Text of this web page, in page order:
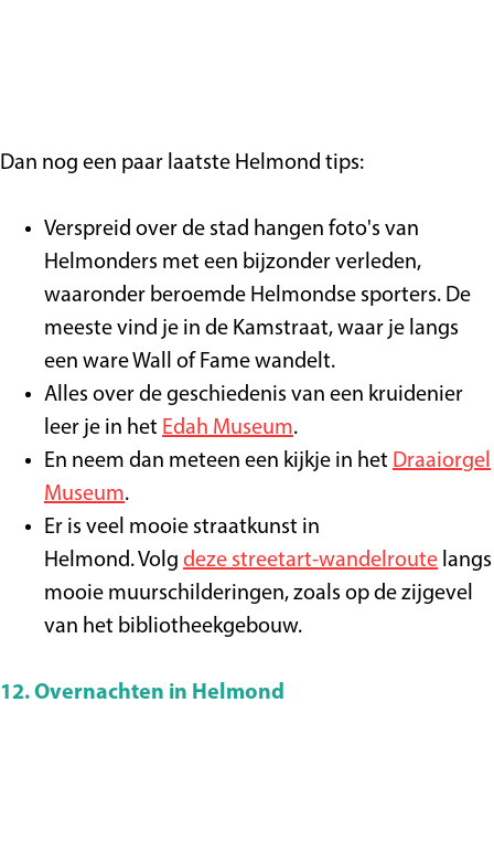
Dan nog een paar laatste Helmond tips:
Verspreid over de stad hangen foto's van
Helmonders met een bijzonder verleden,
waaronder beroemde Helmondse sporters. De
meeste vind je in de Kamstraat, waar je langs
een ware Wall of Fame wandelt.
Alles over de geschiedenis van een kruidenier
leer je in het Edah Museum.
En neem dan meteen een kijkje in het Draaiorgel
Museum.
Er is veel mooie straatkunst in
Helmond. Volg deze streetart-wandelroute langs
mooie muurschilderingen, zoals op de zijgevel
van het bibliotheekgebouw.
12. Overnachten in Helmond